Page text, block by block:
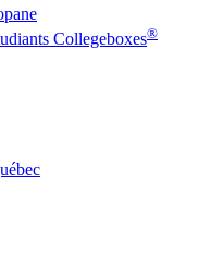
Collegeboxes®